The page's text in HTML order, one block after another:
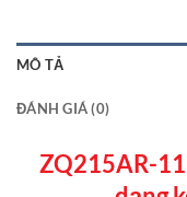
MÔ TẢ
ĐÁNH GIÁ (0)
ZQ215AR-